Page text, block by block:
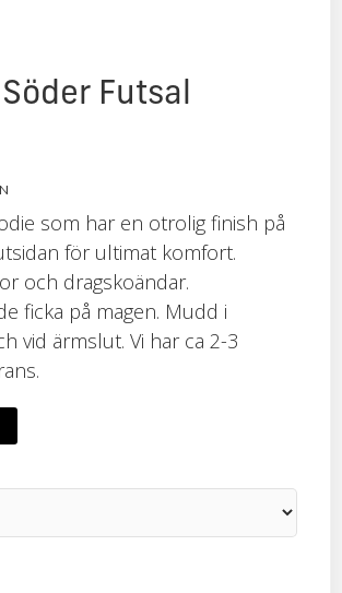
Futsal
som har en otrolig finish på
för ultimat komfort.
och dragskoändar.
ficka på magen. Mudd i
vid ärmslut. Vi har ca 2-3